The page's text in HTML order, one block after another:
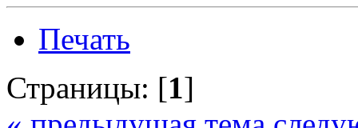
Печать
Страницы: [1]